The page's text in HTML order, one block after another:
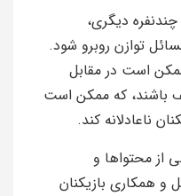
دیگری،
توازن روبرو شود.
است در مقابل
باشند، که ممکن است
ناعادلانه کند.
از محتواها و
و همکاری بازیکنان